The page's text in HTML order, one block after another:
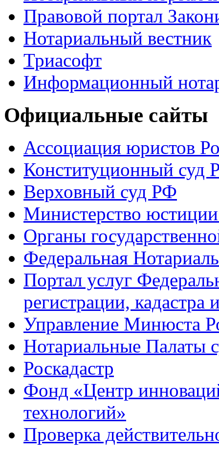
Правовой портал
Нотариальный вестник
Триасофт
Информационный
Официальные сайты
Ассоциация юристов
Конституционный суд
Верховный суд РФ
Министерство
Органы
Федеральная
Портал услуг
регистрации, кадастра
Управление Минюста
Нотариальные Палаты
Роскадастр
Фонд «Центр
технологий»
Проверка